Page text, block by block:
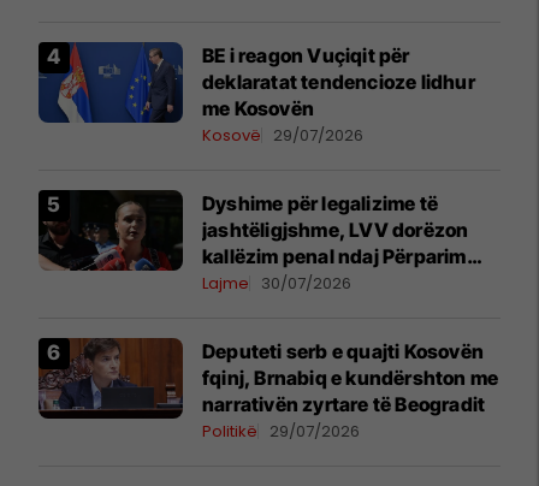
BE i reagon Vuçiqit për
deklaratat tendencioze lidhur
me Kosovën
Kosovë 29/07/2026
Dyshime për legalizime të
jashtëligjshme, LVV dorëzon
kallëzim penal ndaj Përparim
Ramës dhe zyrtarëve të
Lajme 30/07/2026
Deputeti serb e quajti Kosovën
fqinj, Brnabiq e kundërshton me
narrativën zyrtare të Beogradit
Politikë 29/07/2026